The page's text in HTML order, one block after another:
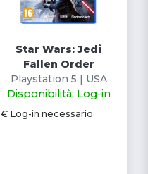
Star Wars: Jedi
Fallen Order
Playstation 5 | USA
Disponibilità: Log-in
€ Log-in necessario